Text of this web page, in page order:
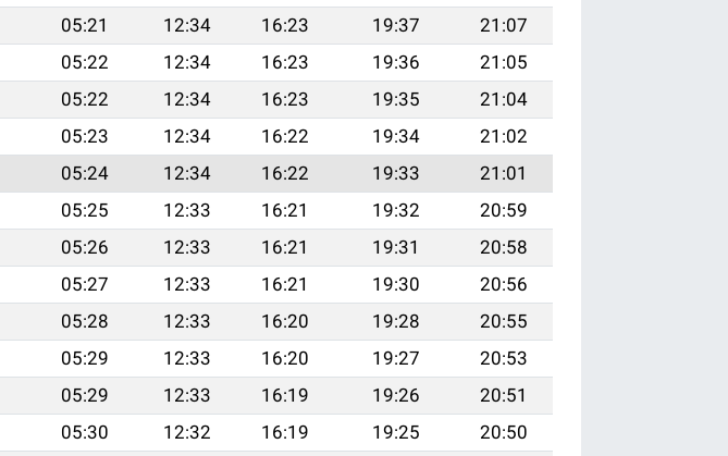
05:21 12:34 16:23 19:37
21:07
05:22 12:34 16:23 19:36
21:05
05:22 12:34 16:23 19:35
21:04
05:23 12:34 16:22 19:34
21:02
05:24 12:34 16:22 19:33
21:01
05:25 12:33 16:21 19:32
20:59
05:26 12:33 16:21 19:31
20:58
05:27 12:33 16:21 19:30
20:56
05:28 12:33 16:20 19:28
20:55
05:29 12:33 16:20 19:27
20:53
05:29 12:33 16:19 19:26
20:51
05:30 12:32 16:19 19:25
20:50